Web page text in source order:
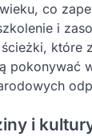
co
i
które
pokonywać
i